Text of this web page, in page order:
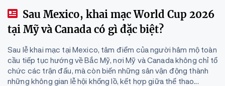
Sau Mexico, khai mạc World Cup 2026
tại Mỹ và Canada có gì đặc biệt?
Sau lễ khai mạc tại Mexico, tâm điểm của người hâm mộ toàn
cầu tiếp tục hướng về Bắc Mỹ, nơi Mỹ và Canada không chỉ tổ
chức các trận đấu, mà còn biến những sân vận động thành
những không gian lễ hội khổng lồ, kết hợp giữa thể thao...